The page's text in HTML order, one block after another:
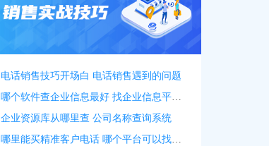
电话销售技巧开场白 电话销售遇到的问题
哪个软件查企业信息最好 找企业信息平台 app
企业资源库从哪里查 公司名称查询系统
哪里能买精准客户电话 哪个平台可以找客户资源